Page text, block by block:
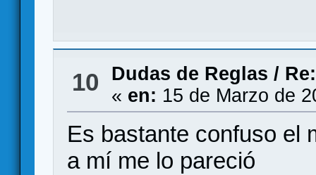
10 Dudas de Reglas /
« en: 15 de Marzo de
Es bastante confuso el
a mí me lo pareció